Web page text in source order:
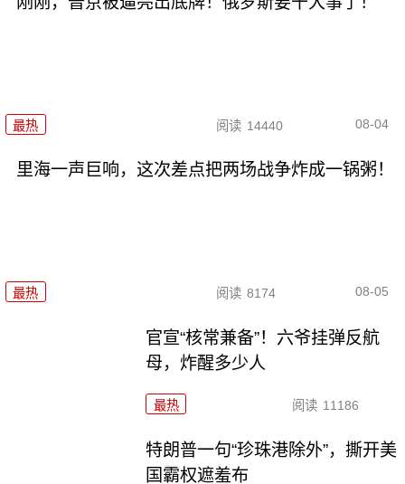
最热 阅读 14440 08-04
里海一声巨响，这次差点把两场战争炸成一锅粥！
最热 阅读 8174 08-05
官宣“核常兼备”！六爷挂弹反航
母，炸醒多少人
最热 阅读 11186
特朗普一句“珍珠港除外”，撕开美
国霸权遮羞布